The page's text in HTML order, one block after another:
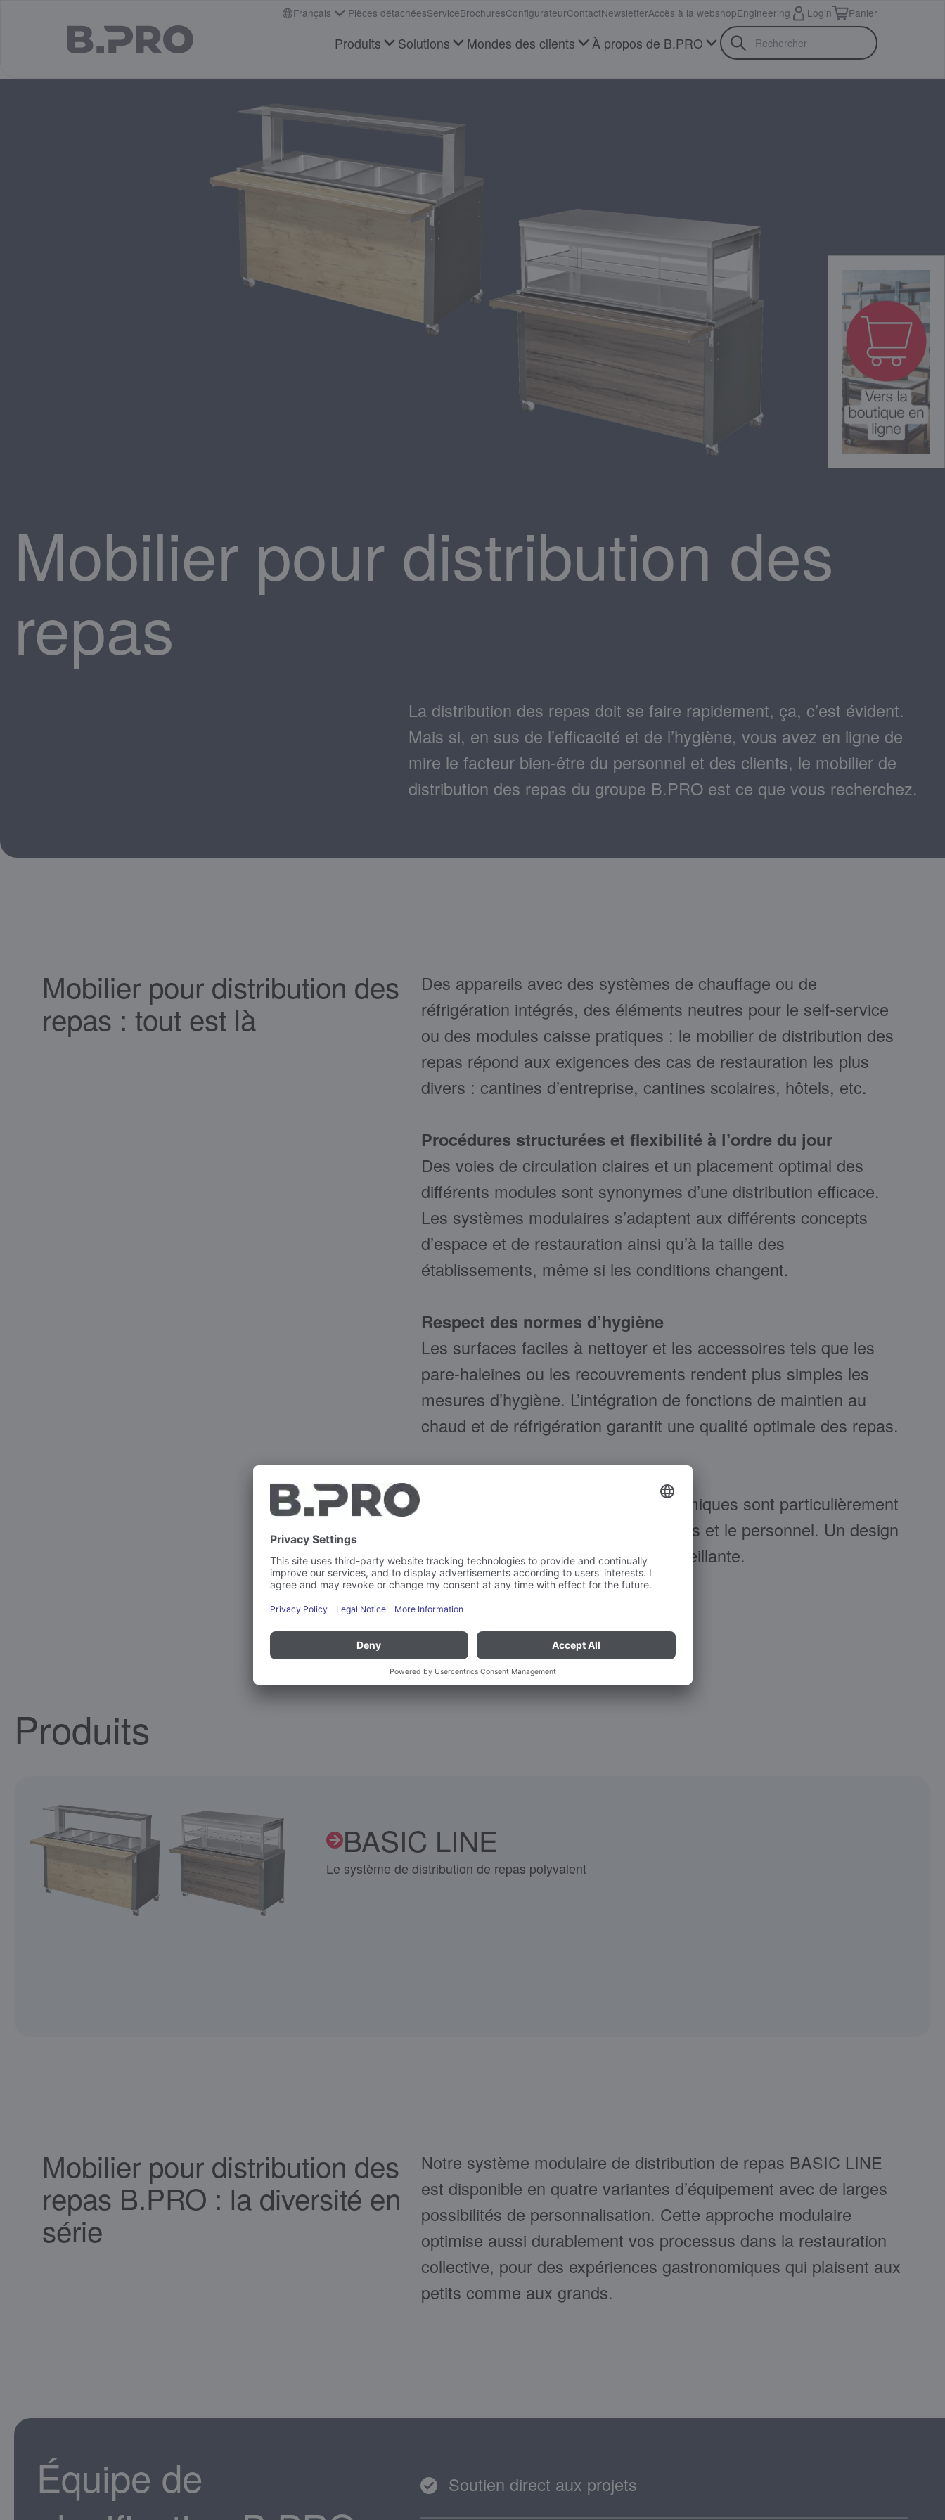
Produits Solutions Mondes des clients À propos de B.PRO
Français Pièces détachéesServiceBrochuresConfigurateurContactNewsletterAccès à la webshopEngineering Login Panier
Mobilier pour distribution des
repas
La distribution des repas doit se faire rapidement, ça, c’est évident.
Mais si, en sus de l’efficacité et de l’hygiène, vous avez en ligne de
mire le facteur bien-être du personnel et des clients, le mobilier de
distribution des repas du groupe B.PRO est ce que vous recherchez.
Mobilier pour distribution des
repas : tout est là
Des appareils avec des systèmes de chauffage ou de
réfrigération intégrés, des éléments neutres pour le self-service
ou des modules caisse pratiques : le mobilier de distribution des
repas répond aux exigences des cas de restauration les plus
divers : cantines d’entreprise, cantines scolaires, hôtels, etc.
Procédures structurées et flexibilité à l’ordre du jour
Des voies de circulation claires et un placement optimal des
différents modules sont synonymes d’une distribution efficace.
Les systèmes modulaires s’adaptent aux différents concepts
d’espace et de restauration ainsi qu’à la taille des
établissements, même si les conditions changent.
Respect des normes d’hygiène
Les surfaces faciles à nettoyer et les accessoires tels que les
pare-haleines ou les recouvrements rendent plus simples les
mesures d’hygiène. L’intégration de fonctions de maintien au
chaud et de réfrigération garantit une qualité optimale des repas.
Des hauteurs de distribution ergonomiques sont particulièrement
confortables pour les consommateurs et le personnel. Un design
attrayant crée une atmosphère accueillante.
Produits
BASIC LINE
Le système de distribution de repas polyvalent
Mobilier pour distribution des
repas B.PRO : la diversité en
série
Notre système modulaire de distribution de repas BASIC LINE
est disponible en quatre variantes d’équipement avec de larges
possibilités de personnalisation. Cette approche modulaire
optimise aussi durablement vos processus dans la restauration
collective, pour des expériences gastronomiques qui plaisent aux
petits comme aux grands.
Équipe de
Soutien direct aux projets